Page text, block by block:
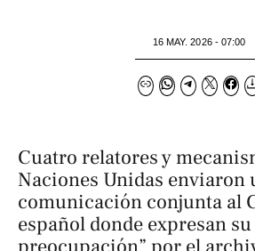
16 MAY. 2026 - 07:00
Cuatro relatores y
Naciones Unidas enviaron
comunicación conjunta al
español donde expresan